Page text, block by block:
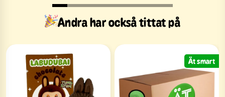
Andra har också tittat på
Ät smart